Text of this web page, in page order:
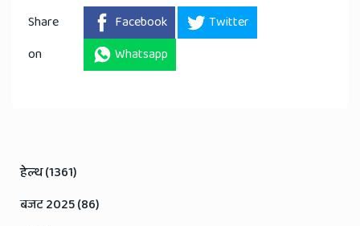
Share
on
Facebook
Twitter
Whatsapp
हेल्थ (1361)
बजट 2025 (86)